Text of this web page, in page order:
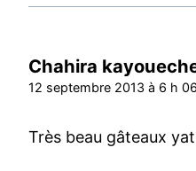
Chahira
12 septembre 2013 à 6 h
Très beau gâteaux